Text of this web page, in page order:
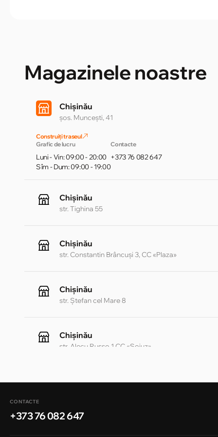
Magazinele noastre
Chișinău
șos. Muncești, 41
Construiți traseul
Grafic de lucru
Luni - Vin: 09:00 - 20:00
Sîm - Dum: 09:00 - 19:00
Contacte
+373 76 082 647
Chișinău
str. Tighina 55
Chișinău
str. Constantin Brâncuși 3, CC «Plaza»
Chișinău
str. Ștefan cel Mare 8
Chișinău
str. Alecu Russo 1 CC «Soiuz»
Chișinău
CONTACTE
+373 76 082 647